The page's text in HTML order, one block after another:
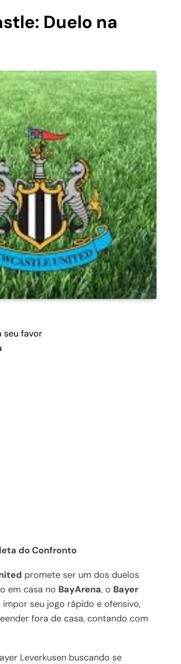
Duelo na
seu favor
do Confronto
promete ser um dos duelos
em casa no BayArena, o Bayer
seu jogo rápido e ofensivo,
fora de casa, contando com
Leverkusen buscando se